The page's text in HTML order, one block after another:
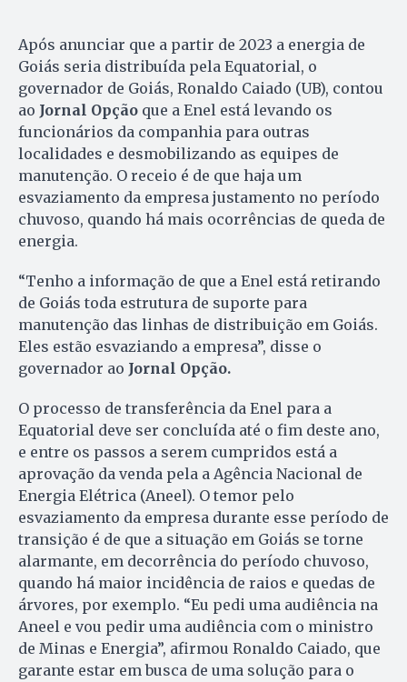
Após anunciar que a partir de 2023 a energia de
Goiás seria distribuída pela Equatorial, o
governador de Goiás, Ronaldo Caiado (UB), contou
ao Jornal Opção que a Enel está levando os
funcionários da companhia para outras
localidades e desmobilizando as equipes de
manutenção. O receio é de que haja um
esvaziamento da empresa justamento no período
chuvoso, quando há mais ocorrências de queda de
energia.
“Tenho a informação de que a Enel está retirando
de Goiás toda estrutura de suporte para
manutenção das linhas de distribuição em Goiás.
Eles estão esvaziando a empresa”, disse o
governador ao Jornal Opção.
O processo de transferência da Enel para a
Equatorial deve ser concluída até o fim deste ano,
e entre os passos a serem cumpridos está a
aprovação da venda pela a Agência Nacional de
Energia Elétrica (Aneel). O temor pelo
esvaziamento da empresa durante esse período de
transição é de que a situação em Goiás se torne
alarmante, em decorrência do período chuvoso,
quando há maior incidência de raios e quedas de
árvores, por exemplo. “Eu pedi uma audiência na
Aneel e vou pedir uma audiência com o ministro
de Minas e Energia”, afirmou Ronaldo Caiado, que
garante estar em busca de uma solução para o